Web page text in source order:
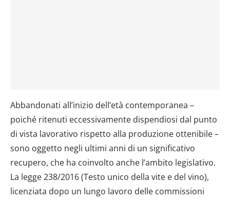
Abbandonati all’inizio dell’età contemporanea –
poiché ritenuti eccessivamente dispendiosi dal punto
di vista lavorativo rispetto alla produzione ottenibile –
sono oggetto negli ultimi anni di un significativo
recupero, che ha coinvolto anche l’ambito legislativo.
La legge 238/2016 (Testo unico della vite e del vino),
licenziata dopo un lungo lavoro delle commissioni